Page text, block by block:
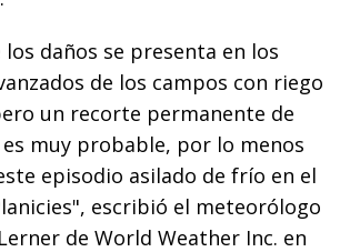
daños se presenta en los
de los campos con riego
un recorte permanente de
muy probable, por lo menos
episodio asilado de frío en el
escribió el meteorólogo
de World Weather Inc. en